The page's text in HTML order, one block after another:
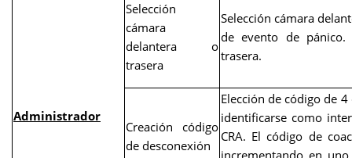
Administrador
Selección
cámara
delantera o
trasera
Selección cámara
de evento de pánico.
trasera.
Creación código
de desconexión
Elección de código de
identificarse como
CRA. El código de
incrementando en